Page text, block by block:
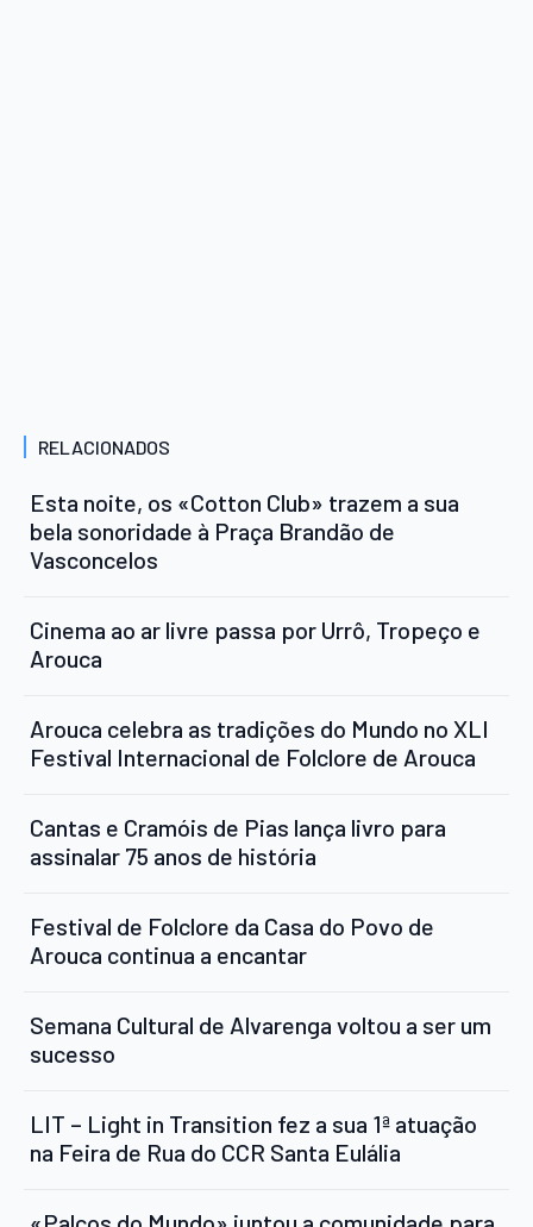
RELACIONADOS
Esta noite, os «Cotton Club» trazem a sua
bela sonoridade à Praça Brandão de
Vasconcelos
Cinema ao ar livre passa por Urrô, Tropeço e
Arouca
Arouca celebra as tradições do Mundo no XLI
Festival Internacional de Folclore de Arouca
Cantas e Cramóis de Pias lança livro para
assinalar 75 anos de história
Festival de Folclore da Casa do Povo de
Arouca continua a encantar
Semana Cultural de Alvarenga voltou a ser um
sucesso
LIT – Light in Transition fez a sua 1ª atuação
na Feira de Rua do CCR Santa Eulália